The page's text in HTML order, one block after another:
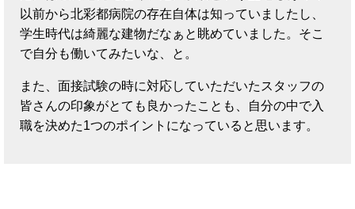
以前から北彩都病院の存在自体は知っていましたし、
学生時代は綺麗な建物だなぁと眺めていました。そこ
で自分も働いてみたいな、と。
また、面接試験の時に対応していただいたスタッフの
皆さんの印象がとても良かったことも、自分の中で入
職を決めた1つのポイントになっていると思います。